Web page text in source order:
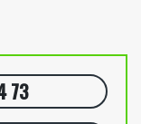
73